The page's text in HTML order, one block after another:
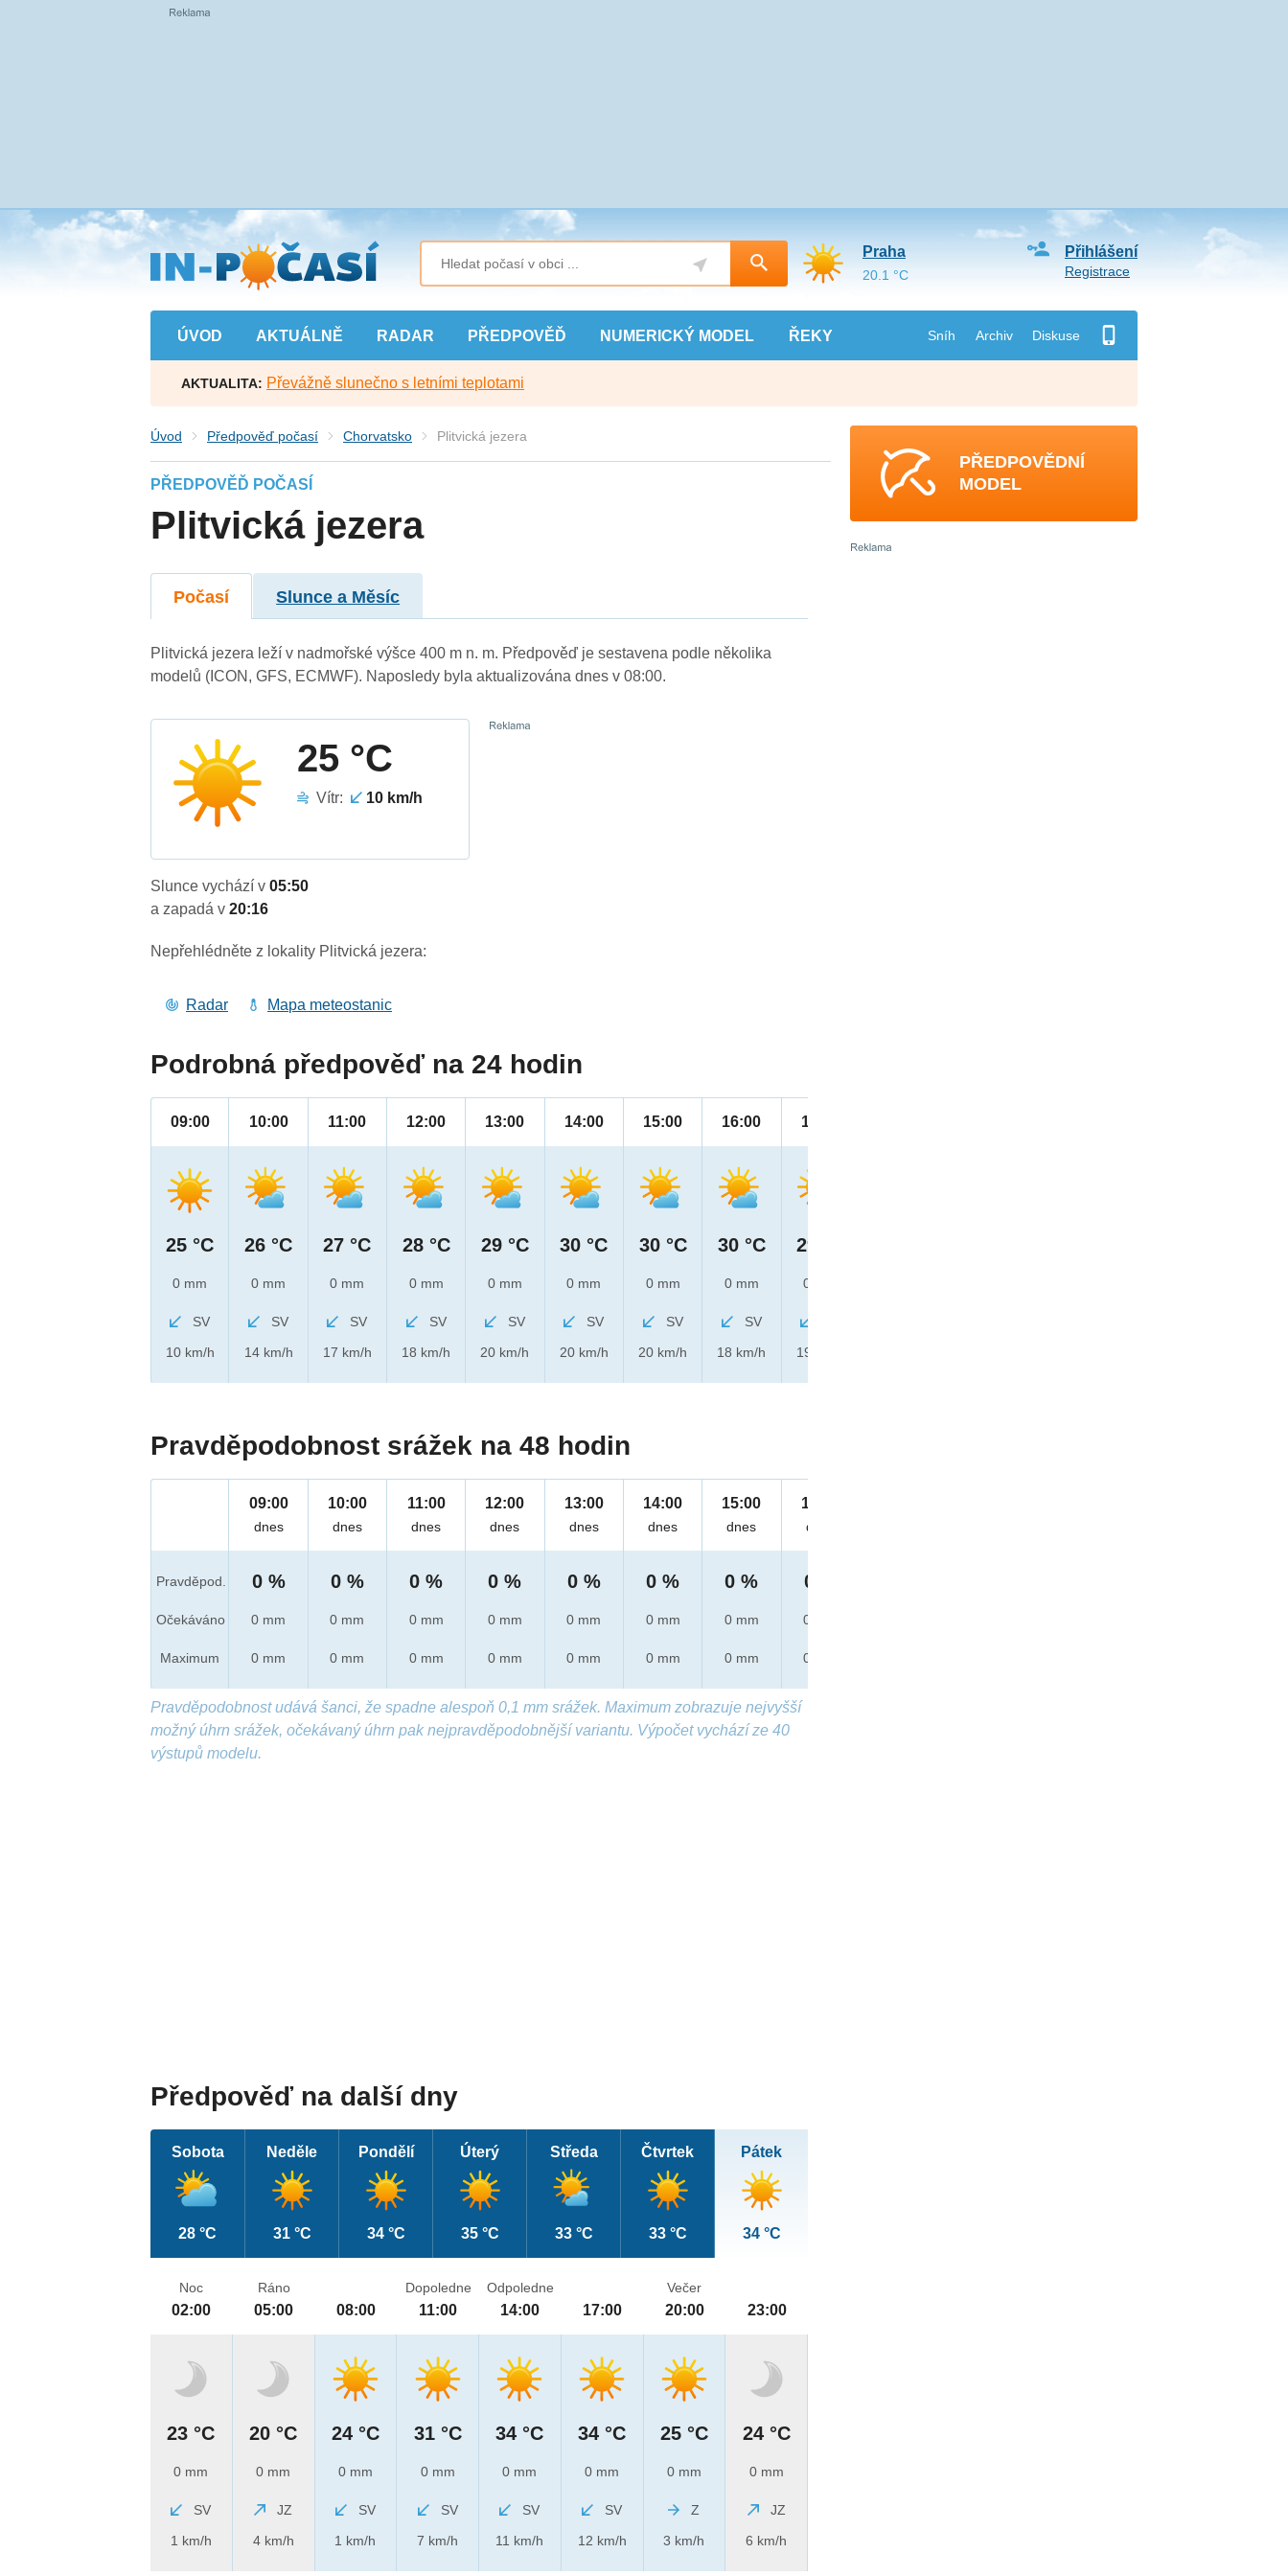
Přejít
na
hlavní
obsah
ÚVOD AKTUÁLNĚ RADAR PŘEDPOVĚĎ NUMERICKÝ MODEL ŘEKY Sníh Archiv Diskuse
Přihlášení
Registrace
Praha
20.1 °C
AKTUALITA: Převážně slunečno s letními teplotami
Úvod Předpověď počasí Chorvatsko Plitvická jezera
PŘEDPOVĚĎ POČASÍ
Plitvická jezera
Počasí Slunce a Měsíc
Plitvická jezera leží v nadmořské výšce 400 m n. m. Předpověď je sestavena podle několika
modelů (ICON, GFS, ECMWF). Naposledy byla aktualizována dnes v 08:00.
25 °C
Vítr: 10 km/h
Slunce vychází v05:50
a zapadá v20:16
Nepřehlédněte z lokality Plitvická jezera:
Radar Mapa meteostanic
Podrobná předpověď na 24 hodin
09:00
25 °C
0 mm
SV
10 km/h
10:00
26 °C
0 mm
SV
14 km/h
11:00
27 °C
0 mm
SV
17 km/h
12:00
28 °C
0 mm
SV
18 km/h
13:00
29 °C
0 mm
SV
20 km/h
14:00
30 °C
0 mm
SV
20 km/h
15:00
30 °C
0 mm
SV
20 km/h
16:00
30 °C
0 mm
SV
18 km/h
17:00
29 °C
0 mm
19 km/h
Pravděpodobnost srážek na 48 hodin
Pravděpod.
Očekáváno
Maximum
09:00
dnes
0 %
0 mm
0 mm
10:00
dnes
0 %
0 mm
0 mm
11:00
dnes
0 %
0 mm
0 mm
12:00
dnes
0 %
0 mm
0 mm
13:00
dnes
0 %
0 mm
0 mm
14:00
dnes
0 %
0 mm
0 mm
15:00
dnes
0 %
0 mm
0 mm
16:00
dnes
0 %
0 mm
0 mm
Pravděpodobnost udává šanci, že spadne alespoň 0,1 mm srážek. Maximum zobrazuje nejvyšší
možný úhrn srážek, očekávaný úhrn pak nejpravděpodobnější variantu. Výpočet vychází ze 40
výstupů modelu.
Předpověď na další dny
Sobota
28 °C
Neděle
31 °C
Pondělí
34 °C
Úterý
35 °C
Středa
33 °C
Čtvrtek
33 °C
Pátek
34 °C
Noc
02:00
23 °C
0 mm
SV
1 km/h
Ráno
05:00
20 °C
0 mm
JZ
4 km/h
08:00
24 °C
0 mm
SV
1 km/h
Dopoledne
11:00
31 °C
0 mm
SV
7 km/h
Odpoledne
14:00
34 °C
0 mm
SV
11 km/h
17:00
34 °C
0 mm
SV
12 km/h
Večer
20:00
25 °C
0 mm
Z
3 km/h
23:00
24 °C
0 mm
JZ
6 km/h
PŘEDPOVĚDNÍ
MODEL